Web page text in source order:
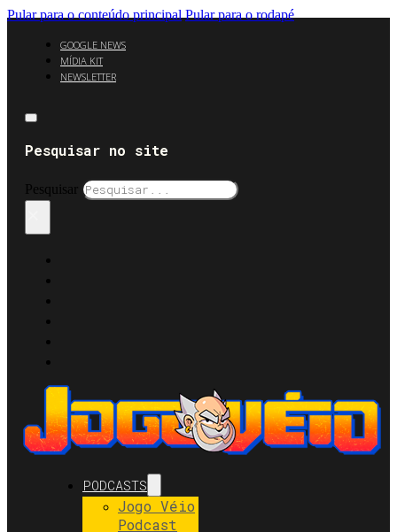
Pular para o conteúdo principal Pular para o rodapé
GOOGLE NEWS
MÍDIA KIT
NEWSLETTER
Pesquisar no site
Pesquisar
PODCASTS
Jogo Véio
Podcast